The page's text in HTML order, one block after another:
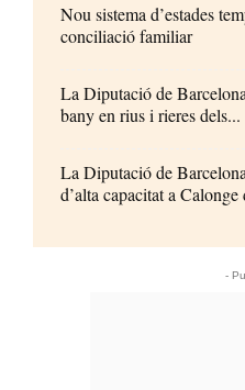
Nou sistema d’estades
conciliació familiar
La Diputació de
bany en rius i rieres dels...
La Diputació de
d’alta capacitat a Calonge
-